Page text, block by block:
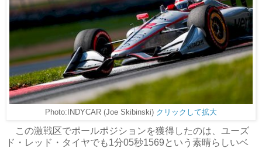
Photo:INDYCAR (Joe Skibinski) クリックして拡大
この激戦区でポールポジションを獲得したのは、ユーズ
ド・レッド・タイヤでも1分05秒1569という素晴らしいベ